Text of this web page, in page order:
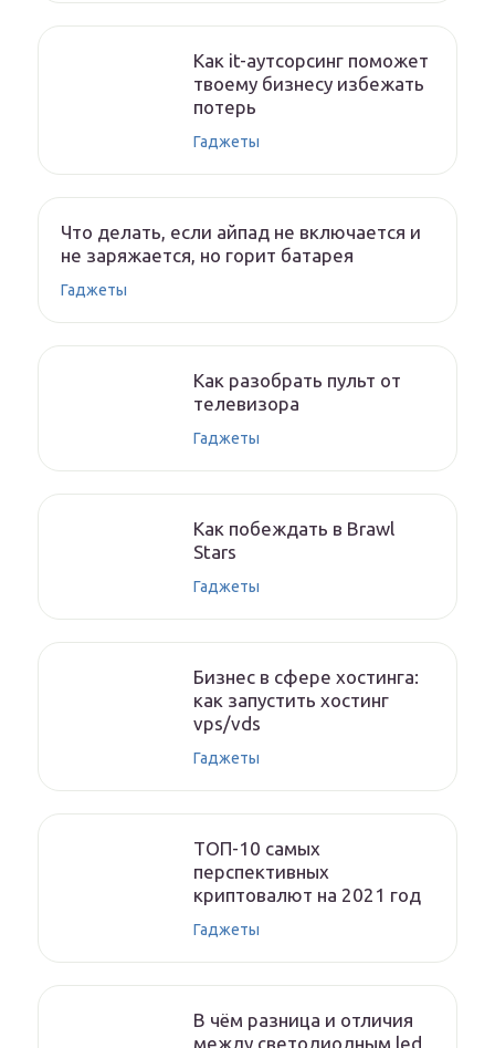
Как it-аутсорсинг поможет
твоему бизнесу избежать
потерь
Гаджеты
Что делать, если айпад не включается и
не заряжается, но горит батарея
Гаджеты
Как разобрать пульт от
телевизора
Гаджеты
Как побеждать в Brawl
Stars
Гаджеты
Бизнес в сфере хостинга:
как запустить хостинг
vps/vds
Гаджеты
ТОП-10 самых
перспективных
криптовалют на 2021 год
Гаджеты
В чём разница и отличия
между светодиодным led